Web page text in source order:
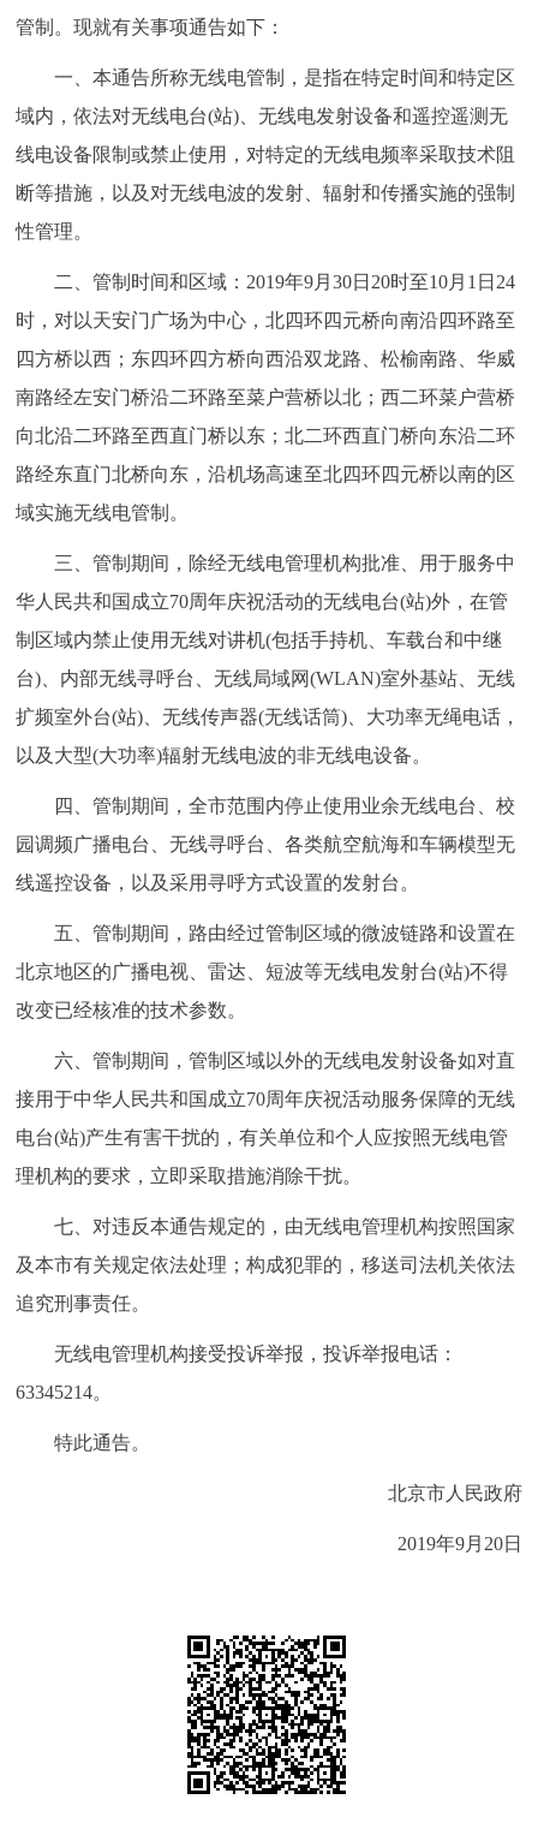
政民互动
12345网上接诉即办 我要咨询 我要建议
走进北京
北京概况
绿色北京 图说北京 视频北京
多语种
DEUTSCH FRANÇAIS РУССКИЙ ЯЗЫК
ESPAÑOL العربية PORTUGUÊS
ITALIANO
管制。现就有关事项通告如下：
一、本通告所称无线电管制，是指在特定时间和特定区
域内，依法对无线电台(站)、无线电发射设备和遥控遥测无
线电设备限制或禁止使用，对特定的无线电频率采取技术阻
断等措施，以及对无线电波的发射、辐射和传播实施的强制
性管理。
二、管制时间和区域：2019年9月30日20时至10月1日24
时，对以天安门广场为中心，北四环四元桥向南沿四环路至
四方桥以西；东四环四方桥向西沿双龙路、松榆南路、华威
南路经左安门桥沿二环路至菜户营桥以北；西二环菜户营桥
向北沿二环路至西直门桥以东；北二环西直门桥向东沿二环
路经东直门北桥向东，沿机场高速至北四环四元桥以南的区
域实施无线电管制。
三、管制期间，除经无线电管理机构批准、用于服务中
华人民共和国成立70周年庆祝活动的无线电台(站)外，在管
制区域内禁止使用无线对讲机(包括手持机、车载台和中继
台)、内部无线寻呼台、无线局域网(WLAN)室外基站、无线
扩频室外台(站)、无线传声器(无线话筒)、大功率无绳电话，
以及大型(大功率)辐射无线电波的非无线电设备。
四、管制期间，全市范围内停止使用业余无线电台、校
园调频广播电台、无线寻呼台、各类航空航海和车辆模型无
线遥控设备，以及采用寻呼方式设置的发射台。
五、管制期间，路由经过管制区域的微波链路和设置在
北京地区的广播电视、雷达、短波等无线电发射台(站)不得
改变已经核准的技术参数。
六、管制期间，管制区域以外的无线电发射设备如对直
接用于中华人民共和国成立70周年庆祝活动服务保障的无线
电台(站)产生有害干扰的，有关单位和个人应按照无线电管
理机构的要求，立即采取措施消除干扰。
七、对违反本通告规定的，由无线电管理机构按照国家
及本市有关规定依法处理；构成犯罪的，移送司法机关依法
追究刑事责任。
无线电管理机构接受投诉举报，投诉举报电话：
63345214。
特此通告。
北京市人民政府
2019年9月20日